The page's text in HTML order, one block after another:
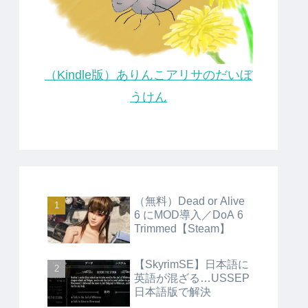
（Kindle版）ありんこアリサのだいぼ
うけん
（無料）Dead or Alive
6 にMOD導入／DoA 6
Trimmed【Steam】
【SkyrimSE】日本語に
英語が混ざる…USSEP
日本語版で解決